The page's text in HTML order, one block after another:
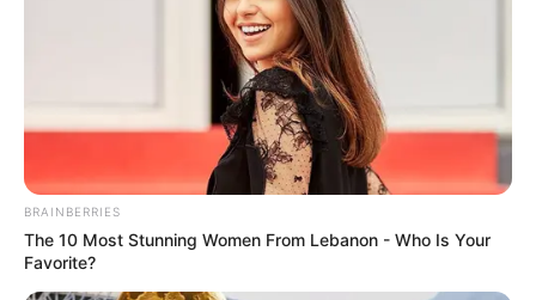
BRAINBERRIES
The 10 Most Stunning Women From Lebanon - Who Is Your
Favorite?